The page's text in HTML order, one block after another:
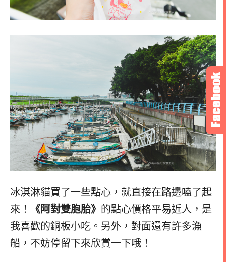
冰淇淋貓買了一些點心，就直接在路邊嗑了起
來！
《阿對雙胞胎》 的點心價格平易近人，是
我喜歡的銅板小吃。另外，對面還有許多漁
船，不妨停留下來欣賞一下哦！